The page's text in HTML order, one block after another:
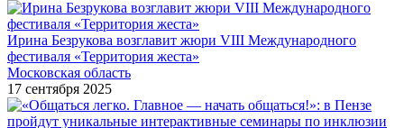
Ирина Безрукова возглавит жюри VIII Международного
фестиваля «Территория жеста»
Московская область
17 сентября 2025